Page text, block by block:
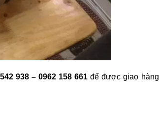
938 – 0962 158 661 để được giao hàng